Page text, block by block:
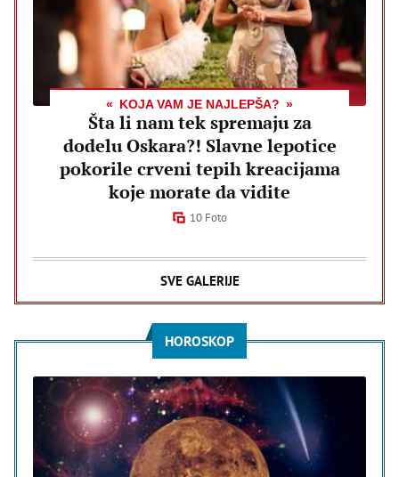
KOJA VAM JE NAJLEPŠA?
Šta li nam tek spremaju za
dodelu Oskara?! Slavne lepotice
pokorile crveni tepih kreacijama
koje morate da vidite
10 Foto
SVE GALERIJE
HOROSKOP